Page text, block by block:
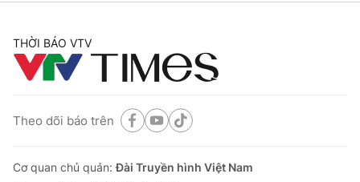
THỜI BÁO VTV
Theo dõi báo trên
Cơ quan chủ quản:Đài Truyền hình Việt Nam